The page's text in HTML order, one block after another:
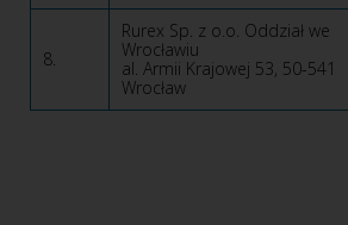
8.
Rurex Sp. z o.o. Oddział we
Wrocławiu
al. Armii Krajowej 53, 50-541
Wrocław